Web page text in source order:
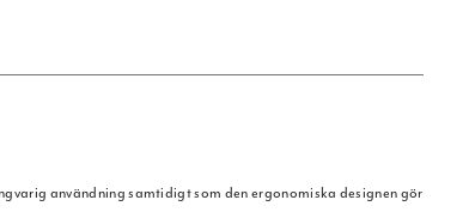
användning samtidigt som den ergonomiska designen gör